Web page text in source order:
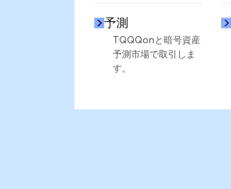
予測
TQQQonと暗号資産
予測市場で取引しま
す。